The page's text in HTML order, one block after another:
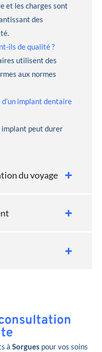
et les charges sont
des
ils de qualité ?
utilisent des
aux normes
implant dentaire
implant peut durer
du voyage
à Sorgues pour vos soins